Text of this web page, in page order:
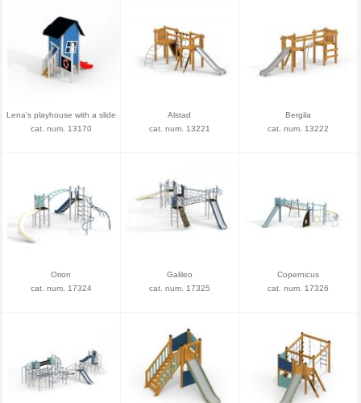
Lena's playhouse with a slide
cat. num. 13170
Alstad
cat. num. 13221
Bergila
cat. num. 13222
Orion
cat. num. 17324
Galileo
cat. num. 17325
Copernicus
cat. num. 17326